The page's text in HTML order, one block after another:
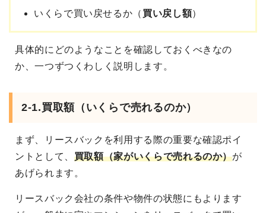
いくらで買い戻せるか（ 買い戻し額）
具体的にどのようなことを確認しておくべきなの
か、一つずつくわしく説明します。
2-1.買取額（いくらで売れるのか）
まず、リースバックを利用する際の重要な確認ポイ
ントとして、 買取額（家がいくらで売れるのか）が
あげられます。
リースバック会社の条件や物件の状態にもよります